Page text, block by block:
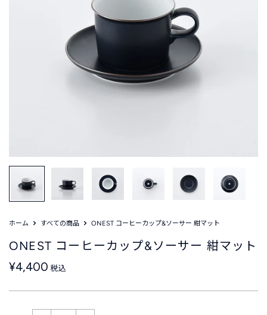
ホーム すべての商品 ONEST コーヒーカップ&ソーサー 紺マット
ONEST コーヒーカップ&ソーサー 紺マット
販
価
¥4,400 税込